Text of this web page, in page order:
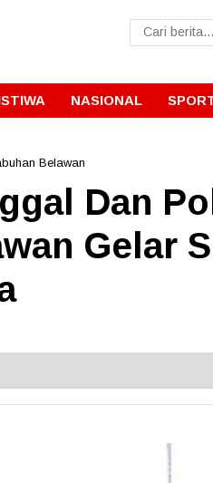
NASIONAL
Belawan
Dan
Gelar